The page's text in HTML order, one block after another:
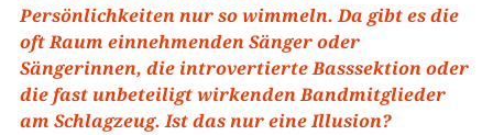
Persönlichkeiten nur so wimmeln. Da gibt es die
oft Raum einnehmenden Sänger oder
Sängerinnen, die introvertierte Basssektion oder
die fast unbeteiligt wirkenden Bandmitglieder
am Schlagzeug. Ist das nur eine Illusion?